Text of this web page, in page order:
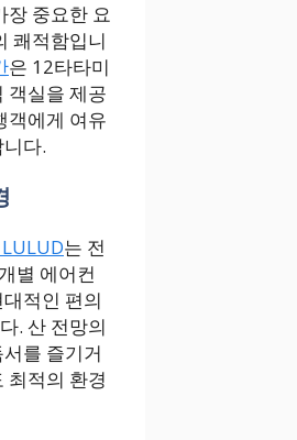
장 중요한 요
쾌적함입니
은 12타타미
객실을 제공
객에게 여유
다.
는 전
별 에어컨
적인 편의
. 산 전망의
를 즐기거
최적의 환경